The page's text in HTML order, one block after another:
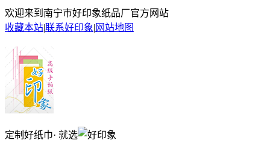
欢迎来到南宁市好印象纸品厂官方网站
收藏本站|联系好印象| 网站地图
定制好纸巾· 就选